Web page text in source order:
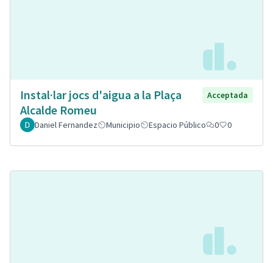
Instal·lar jocs d'aigua a la Plaça
Alcalde Romeu
Acceptada
Daniel Fernandez Municipio Espacio Público 0 0